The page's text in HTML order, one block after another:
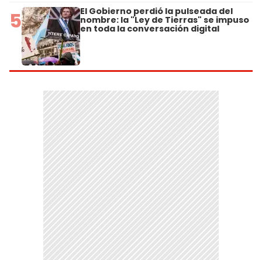
5 El Gobierno perdió la pulseada del
nombre: la "Ley de Tierras" se impuso
en toda la conversación digital